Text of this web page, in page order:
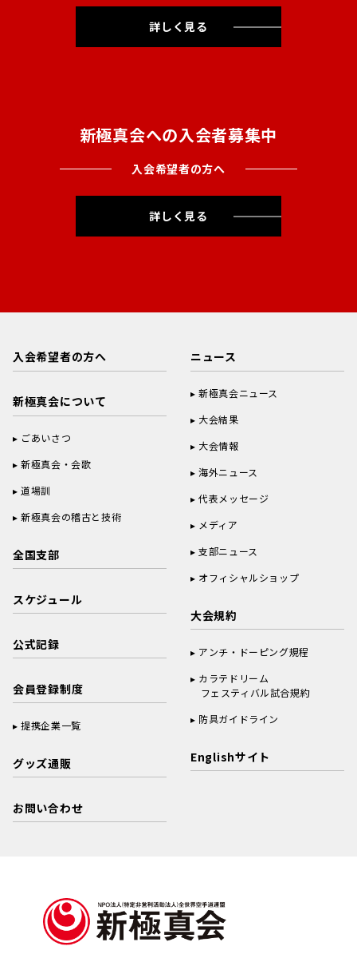
詳しく見る
新極真会への入会者募集中
入会希望者の方へ
詳しく見る
入会希望者の方へ
新極真会について
ごあいさつ
新極真会・会歌
道場訓
新極真会の稽古と技術
全国支部
スケジュール
公式記録
会員登録制度
提携企業一覧
グッズ通販
お問い合わせ
ニュース
新極真会ニュース
大会結果
大会情報
海外ニュース
代表メッセージ
メディア
支部ニュース
オフィシャルショップ
大会規約
アンチ・ドーピング規程
カラテドリーム
フェスティバル試合規約
防具ガイドライン
Englishサイト